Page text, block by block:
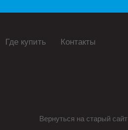
Где купить Контакты
Вернуться на старый сайт